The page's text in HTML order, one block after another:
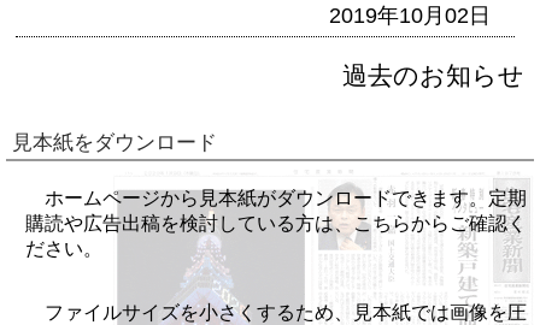
2019年10月02日
過去のお知らせ
見本紙をダウンロード
ホームページから見本紙がダウンロードできます。定期
購読や広告出稿を検討している方は、こちらからご確認く
ださい。
ファイルサイズを小さくするため、見本紙では画像を圧